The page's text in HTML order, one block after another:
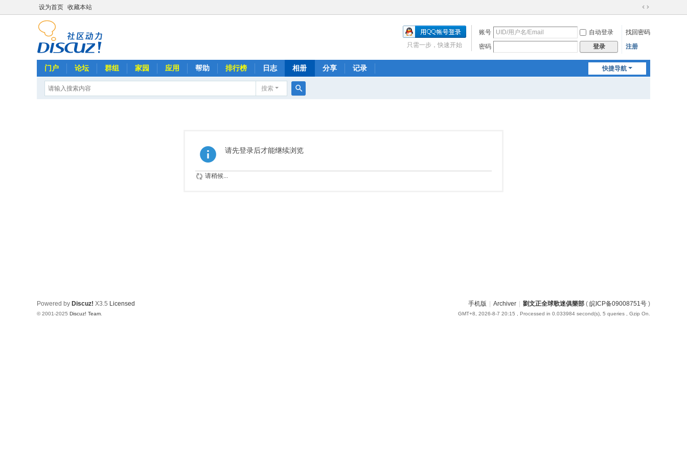
设为首页 收藏本站
切
到
账号 自动登录
找回密码
密码
登录 注册
只需一步，快速开始
快捷导航
门户 论坛 群组 家园 应用 帮助 排行榜 日志 相册 分享 记录
搜索
请先登录后才能继续浏览
请稍候...
手机版 Archiver 劉文正全球歌迷俱樂部 ( 皖ICP备09008751号 )
GMT+8, 2026-8-7 20:15 , Processed in 0.033984 second(s), 5 queries , Gzip On.
Powered by Discuz! X3.5 Licensed
© 2001-2025 Discuz! Team